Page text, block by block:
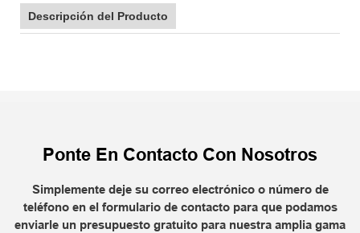
Descripción del Producto
Ponte En Contacto Con Nosotros
Simplemente deje su correo electrónico o número de
teléfono en el formulario de contacto para que podamos
enviarle un presupuesto gratuito para nuestra amplia gama